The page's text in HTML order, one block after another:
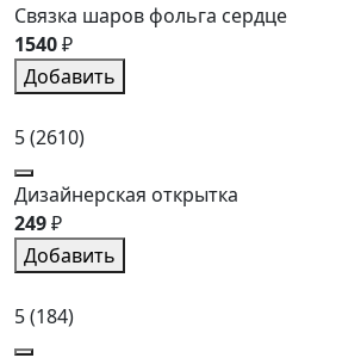
Связка шаров фольга сердце
1540₽
Добавить
5(2610)
Дизайнерская открытка
249₽
Добавить
5(184)